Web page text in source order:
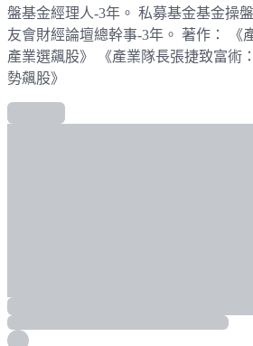
盤基金經理人-3年。 私募基金基金操
友會財經論壇總幹事-3年。 著作： 《
產業選飆股》 《產業隊長張捷致富術
勢飆股》